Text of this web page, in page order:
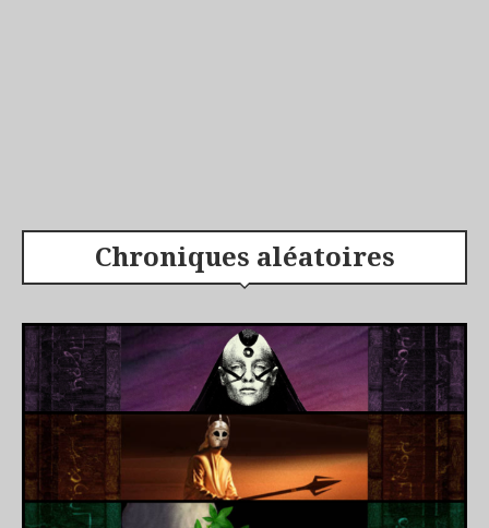
Chroniques aléatoires